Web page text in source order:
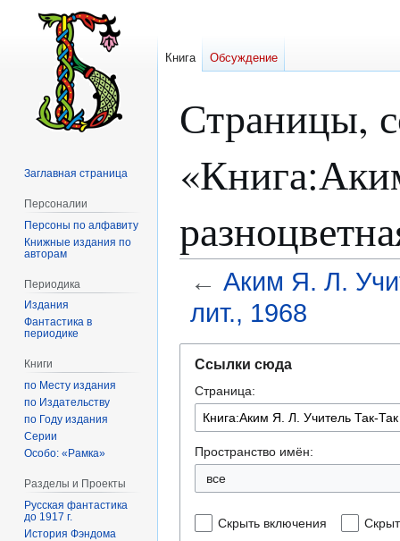
Страницы,
← Аким Я. Л.
лит., 1968
навигации
поиску
Ссылки сюда
Страница:
Пространство имён:
все
Скрыть включения
Книга Обсуждение
Заглавная страница
Персоналии
Персоны по алфавиту
Книжные издания по
авторам
Периодика
Издания
Фантастика в
периодике
Книги
по Месту издания
по Издательству
по Году издания
Серии
Особо: «Рамка»
Разделы и Проекты
Русская фантастика
до 1917 г.
История Фэндома